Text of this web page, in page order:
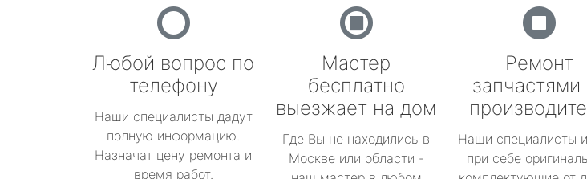
Любой вопрос по
телефону
Наши специалисты дадут
полную информацию.
Назначат цену ремонта и
время работ.
Мастер
бесплатно
выезжает на дом
Где Вы не находились в
Москве или области -
Ремонт
запчастями
Наши специалисты
при себе